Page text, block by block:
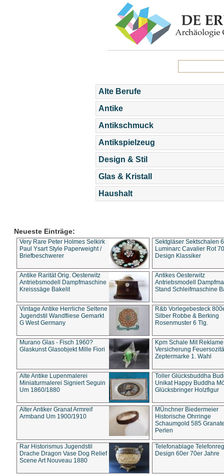
Alte Berufe
Antike
Antikschmuck
Antikspielzeug
Design & Stil
Glas & Kristall
Haushalt
Neueste Einträge:
Very Rare Peter Holmes Selkirk
Paul Ysart Style Paperweight /
Briefbeschwerer
Sektgläser Sektschalen
Luminarc Cavalier Rot
Design Klassiker
Antike Rarität Orig. Oesterwitz
Antriebsmodell Dampfmaschine
Kreisssäge Bakelit
Antikes Oesterwitz
Antriebsmodell
Stand Schleifmaschine
Vintage Antike Herrliche Seltene
Jugendstil Wandfliese Gemarkt
G West Germany
R&b Vorlegebesteck
Silber Robbe & Berking
Rosenmuster 6 Tlg.
Murano Glas - Fisch 1960?
Glaskunst Glasobjekt Mille Fiori
Kpm Schale Mit Reklame
Versicherung
Zeptermarke 1. Wahl
Alte Antike Lupenmalerei
Miniaturmalerei Signiert Seguin
Um 1860/1880
Toller Glücksbuddha
Unikat Happy Buddha
Glücksbringer Holzfigur
Alter Antiker Granat Armreif
Armband Um 1900/1910
MÜnchner Biedermeier
Historische Ohrringe
Schaumgold 585
Perlen
Rar Historismus Jugendstil
Drache Dragon Vase Dog Relief
Scene Art Nouveau 1880
Telefonablage
Design 60er 70er Jahre